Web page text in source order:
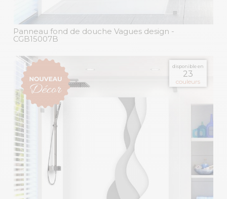
Panneau fond de douche Vagues design -
CGB15007B
disponible en
23
couleurs